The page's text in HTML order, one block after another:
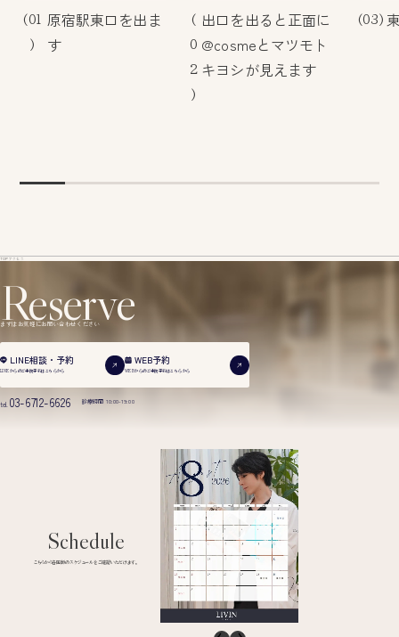
(01
)
原宿駅東口を出ま
す
(
0
2
)
出口を出ると正面に
@cosmeとマツモト
キヨシが見えます
(03)
TOP アクセス
Reserve
まずはお気軽にお問い合わせください
LINE相談・予約
LINEからのご来院予約は こちらから
WEB予約
WEBからのご来院予約はこちらから
tel. 03-6712-6626 診療時間 10:00-19:00
Schedule
こちらから各医師のスケジュールをご確認いただけます。